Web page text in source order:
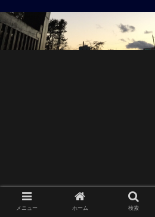
メニュー ホーム 検索